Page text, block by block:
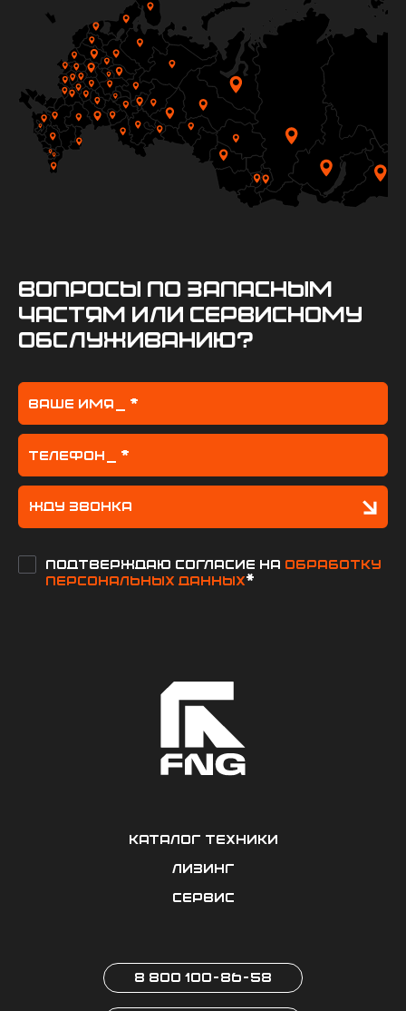
вопросы по запасным
частям или сервисному
обслуживанию?
Подтверждаю согласие на обработку
персональных данных*
Каталог техники
Лизинг
Сервис
8 800 100-86-58